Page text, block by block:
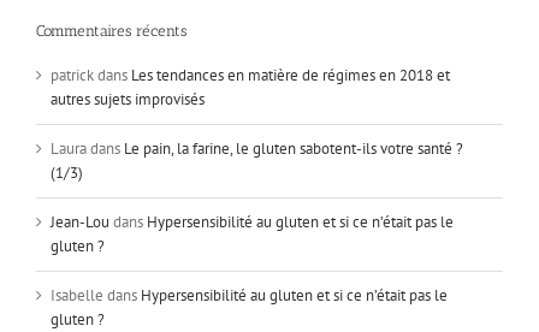
Commentaires récents
patrickdans Les tendances en matière de régimes en 2018 et
autres sujets improvisés
Lauradans Le pain, la farine, le gluten sabotent-ils votre santé ?
(1/3)
Jean-Lou dans Hypersensibilité au gluten et si ce n’était pas le
gluten ?
Isabelle dans Hypersensibilité au gluten et si ce n’était pas le
gluten ?